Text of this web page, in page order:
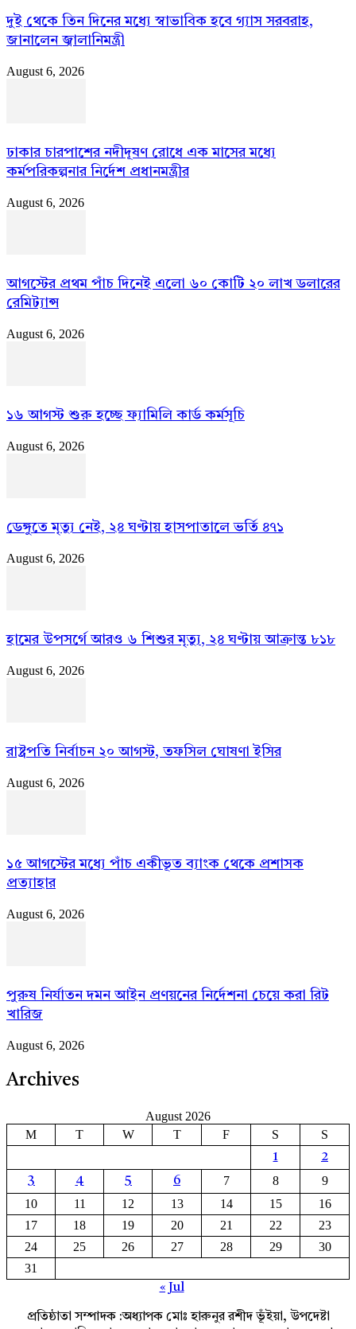
দুই থেকে তিন দিনের মধ্যে স্বাভাবিক হবে গ্যাস সরবরাহ,
জানালেন জ্বালানিমন্ত্রী
August 6, 2026
ঢাকার চারপাশের নদীদূষণ রোধে এক মাসের মধ্যে
কর্মপরিকল্পনার নির্দেশ প্রধানমন্ত্রীর
August 6, 2026
আগস্টের প্রথম পাঁচ দিনেই এলো ৬০ কোটি ২০ লাখ ডলারের
রেমিট্যান্স
August 6, 2026
১৬ আগস্ট শুরু হচ্ছে ফ্যামিলি কার্ড কর্মসূচি
August 6, 2026
ডেঙ্গুতে মৃত্যু নেই, ২৪ ঘণ্টায় হাসপাতালে ভর্তি ৪৭১
August 6, 2026
হামের উপসর্গে আরও ৬ শিশুর মৃত্যু, ২৪ ঘণ্টায় আক্রান্ত ৮১৮
August 6, 2026
রাষ্ট্রপতি নির্বাচন ২০ আগস্ট, তফসিল ঘোষণা ইসির
August 6, 2026
১৫ আগস্টের মধ্যে পাঁচ একীভূত ব্যাংক থেকে প্রশাসক
প্রত্যাহার
August 6, 2026
পুরুষ নির্যাতন দমন আইন প্রণয়নের নির্দেশনা চেয়ে করা রিট
খারিজ
August 6, 2026
Archives
August 2026
M
T W T F S S
1
2
3
4 5 6 7 8
9
10
11 12 13 14 15
16
17
18 19 20 21 22
23
24
25 26 27 28 29
30
31
« Jul
প্রতিষ্ঠাতা সম্পাদক :অধ্যাপক মোঃ হারুনুর রশীদ ভূঁইয়া, উপদেষ্টা